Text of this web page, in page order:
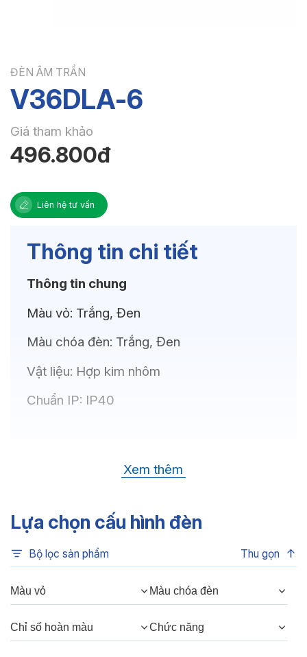
ĐÈN ÂM TRẦN
V36DLA-6
Giá tham khảo
496.800đ
Liên hệ tư vấn
Thông tin chi tiết
Thông tin chung
Màu vỏ: Trắng, Đen
Màu chóa đèn: Trắng, Đen
Vật liệu: Hợp kim nhôm
Chuẩn IP: IP40
CREE (USA)
Nhiệt độ màu:6500K, 4000K, 3500K,
3000K, 3CCT
Chỉ số hoàn màu:
Quang thông:
480lm(C), 480lm(N),
Góc chiếu:38°, 24°
Xem thêm
Lựa chọn cấu hình đèn
Bộ lọc sản phẩm Thu gọn
Màu vỏ Màu chóa đèn
Chỉ số hoàn màu Chức năng